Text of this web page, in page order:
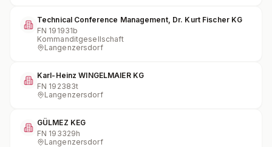
Technical Conference Management, Dr. Kurt Fischer KG
FN 191931b
Kommanditgesellschaft
Langenzersdorf
Karl-Heinz WINGELMAIER KG
FN 192383t
Langenzersdorf
GÜLMEZ KEG
FN 193329h
Langenzersdorf